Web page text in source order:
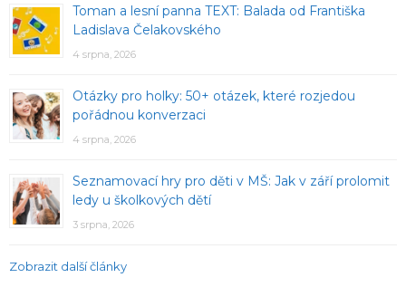
Toman a lesní panna TEXT: Balada od Františka
Ladislava Čelakovského
4 srpna, 2026
Otázky pro holky: 50+ otázek, které rozjedou
pořádnou konverzaci
4 srpna, 2026
Seznamovací hry pro děti v MŠ: Jak v září prolomit
ledy u školkových dětí
3 srpna, 2026
Zobrazit další články